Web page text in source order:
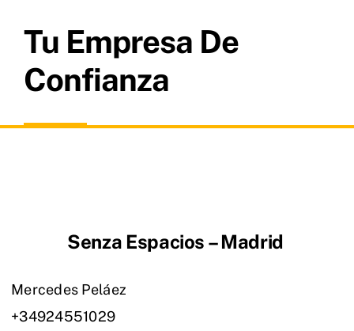
Tu Empresa De
Confianza
Senza Espacios – Madrid
Mercedes Peláez
+34924551029